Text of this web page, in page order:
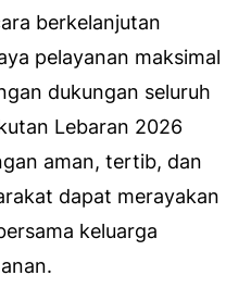
berkelanjutan
pelayanan maksimal
dukungan seluruh
Lebaran 2026
aman, tertib, dan
dapat merayakan
keluarga